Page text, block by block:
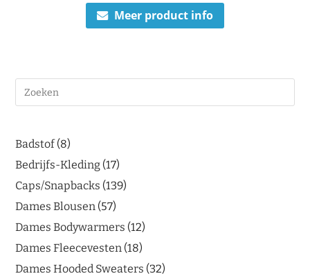
Meer product info
Badstof 8
Bedrijfs-Kleding 17
Caps/Snapbacks 139
Dames Blousen 57
Dames Bodywarmers 12
Dames Fleecevesten 18
Dames Hooded Sweaters 32